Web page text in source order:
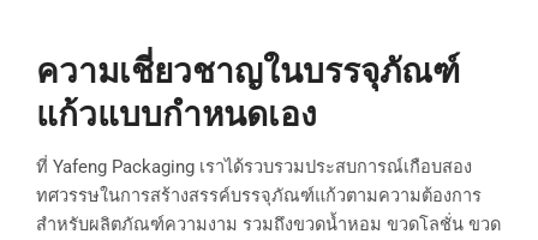
ความเชี่ยวชาญในบรรจุภัณฑ์
แก้วแบบกำหนดเอง
ที่ Yafeng Packaging เราได้รวบรวมประสบการณ์เกือบสอง
ทศวรรษในการสร้างสรรค์บรรจุภัณฑ์แก้วตามความต้องการ
สำหรับผลิตภัณฑ์ความงาม รวมถึงขวดน้ำหอม ขวดโลชั่น ขวด